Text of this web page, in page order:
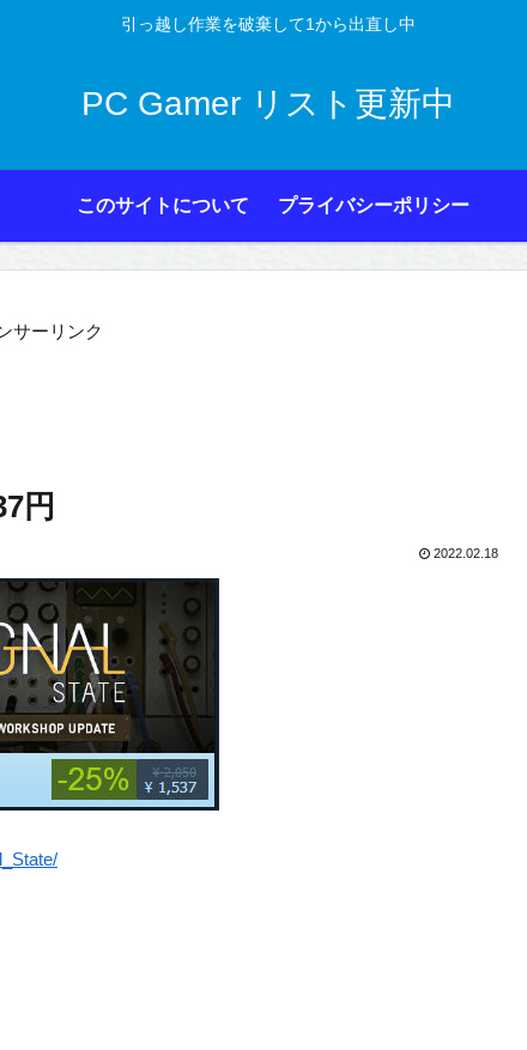
引っ越し作業を破棄して1から出直し中
PC Gamer リスト更新中
このサイトについて プライバシーポリシー
サーリンク
円
2022.02.18